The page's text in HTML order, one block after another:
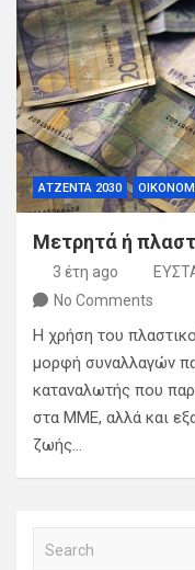
ΑΤΖΕΝΤΑ 2030
Μετρητά ή
3 έτη ago
No Comments
Η χρήση του
μορφή συναλλαγών
καταναλωτής που
στα ΜΜΕ, αλλά και
ζωής…